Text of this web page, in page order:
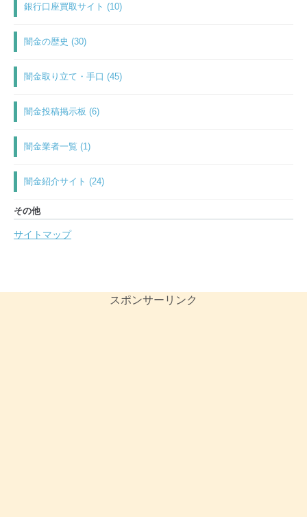
銀行口座買取サイト (10)
闇金の歴史 (30)
闇金取り立て・手口 (45)
闇金投稿掲示板 (6)
闇金業者一覧 (1)
闇金紹介サイト (24)
その他
サイトマップ
スポンサーリンク